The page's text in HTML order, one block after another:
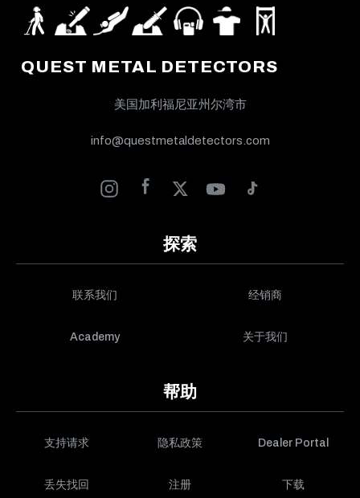
QUEST METAL DETECTORS
美国加利福尼亚州尔湾市
info@questmetaldetectors.com
探索
联系我们 经销商
Academy 关于我们
帮助
支持请求 隐私政策 Dealer Portal
丢失找回 注册 下载